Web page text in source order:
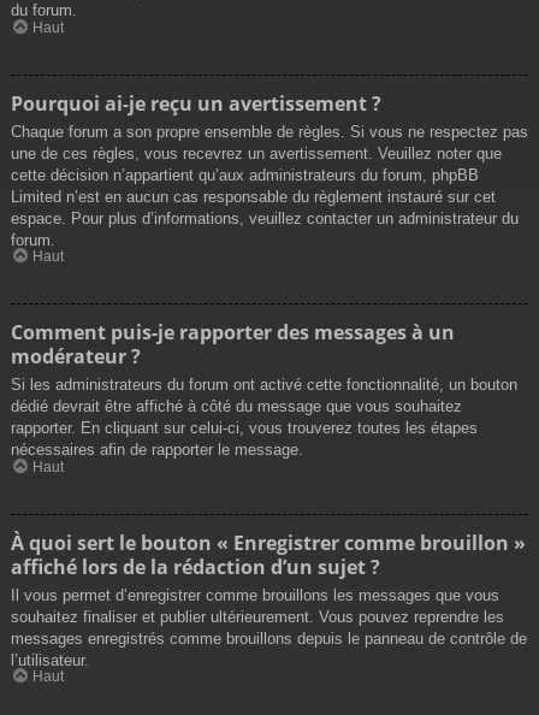
du forum.
Haut
Pourquoi ai-je reçu un avertissement ?
Chaque forum a son propre ensemble de règles. Si vous ne respectez pas
une de ces règles, vous recevrez un avertissement. Veuillez noter que
cette décision n’appartient qu’aux administrateurs du forum, phpBB
Limited n’est en aucun cas responsable du règlement instauré sur cet
espace. Pour plus d’informations, veuillez contacter un administrateur du
forum.
Haut
Comment puis-je rapporter des messages à un
modérateur ?
Si les administrateurs du forum ont activé cette fonctionnalité, un bouton
dédié devrait être affiché à côté du message que vous souhaitez
rapporter. En cliquant sur celui-ci, vous trouverez toutes les étapes
nécessaires afin de rapporter le message.
Haut
À quoi sert le bouton « Enregistrer comme brouillon »
affiché lors de la rédaction d’un sujet ?
Il vous permet d’enregistrer comme brouillons les messages que vous
souhaitez finaliser et publier ultérieurement. Vous pouvez reprendre les
messages enregistrés comme brouillons depuis le panneau de contrôle de
l’utilisateur.
Haut